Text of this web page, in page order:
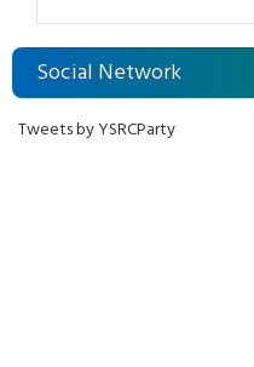
Social Network
Tweets by YSRCParty